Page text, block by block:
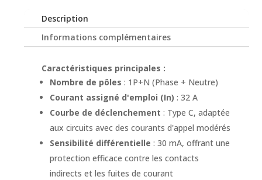
Description
Informations complémentaires
Caractéristiques principales :
Nombre de pôles : 1P+N (Phase + Neutre)
Courant assigné d'emploi (In) : 32 A
Courbe de déclenchement : Type C, adaptée
aux circuits avec des courants d'appel modérés
Sensibilité différentielle : 30 mA, offrant une
protection efficace contre les contacts
indirects et les fuites de courant